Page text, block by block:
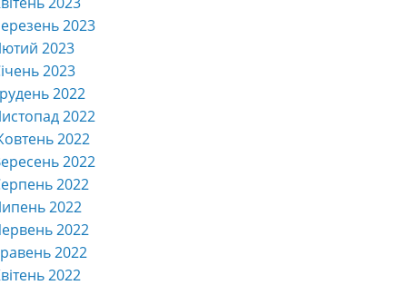
2023
2023
2023
2022
2022
2022
2022
2022
2022
2022
2022
2022